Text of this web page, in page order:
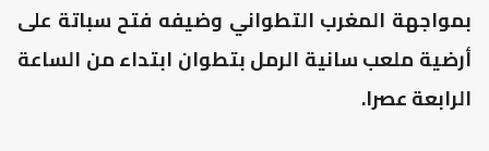
بمواجهة المغرب التطواني وضيفه فتح سباتة على
أرضية ملعب سانية الرمل بتطوان ابتداء من الساعة
الرابعة عصرا.